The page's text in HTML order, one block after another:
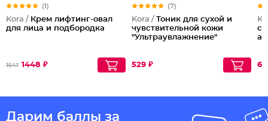
(1)
Kora / Крем лифтинг-овал
для лица и подбородка
1541 1448 ₽
(7)
Kora / Тоник для сухой и
чувствительной кожи
"Ультраувлажнение"
529 ₽
с
Дарим баллы за